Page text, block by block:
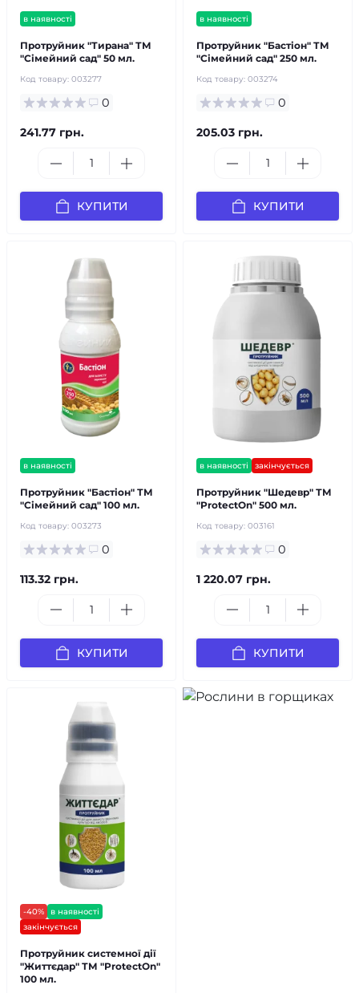
в наявності
Протруйник "Тирана" ТМ
"Сімейний сад" 50 мл.
Код товару: 003277
0
241.77 грн.
КУПИТИ
в наявності
Протруйник "Бастіон" ТМ
"Сімейний сад" 250 мл.
Код товару: 003274
0
205.03 грн.
КУПИТИ
в наявності
Протруйник "Бастіон" ТМ
"Сімейний сад" 100 мл.
Код товару: 003273
0
113.32 грн.
КУПИТИ
в наявності закінчується
Протруйник "Шедевр" ТМ
"ProtectOn" 500 мл.
Код товару: 003161
0
1 220.07 грн.
КУПИТИ
-40%
в наявності
закінчується
Протруйник системної дії
"Життєдар" ТМ "ProtectOn"
100 мл.